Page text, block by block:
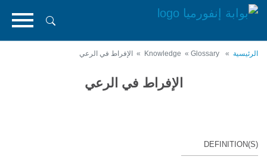
تجاوز
الرئيسي
الرئيسية Glossary الإفراط في الرعي
الإفراط في الرعي
DEFINITION(S)